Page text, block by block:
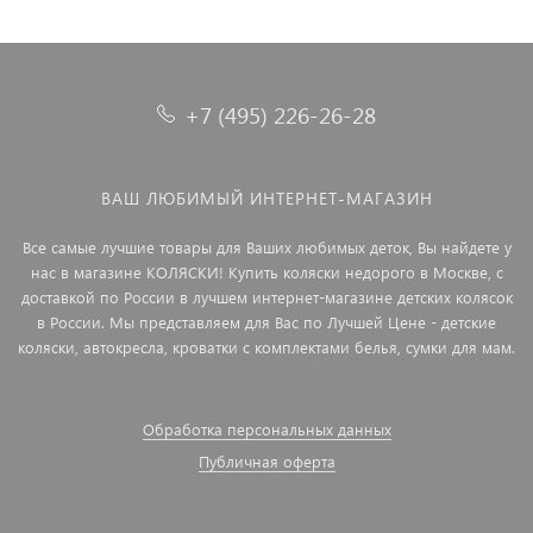
+7 (495) 226-26-28
ВАШ ЛЮБИМЫЙ ИНТЕРНЕТ-МАГАЗИН
Все самые лучшие товары для Ваших любимых деток, Вы найдете у
нас в магазине КОЛЯСКИ! Купить коляски недорого в Москве, с
доставкой по России в лучшем интернет-магазине детских колясок
в России. Мы представляем для Вас по Лучшей Цене - детские
коляски, автокресла, кроватки с комплектами белья, сумки для мам.
Обработка персональных данных
Публичная оферта